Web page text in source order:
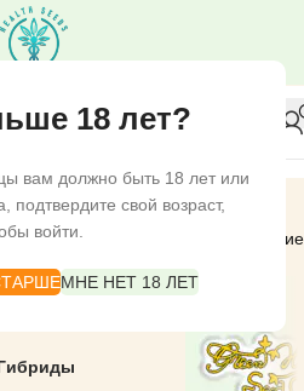
18 лет?
вам должно быть 18 лет или
подтвердите свой возраст,
войти.
МНЕ НЕТ 18 ЛЕТ
HOUSE SEEDS Авто цветущие